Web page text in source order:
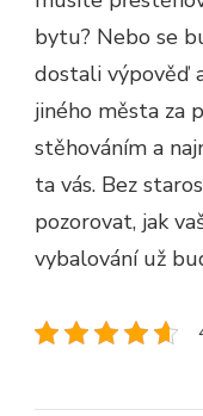
bytu? Nebo se
dostali výpověď
jiného města za
stěhováním a
ta vás. Bez
pozorovat, jak
vybalování už